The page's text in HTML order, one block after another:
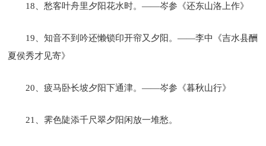
18、愁客叶舟里夕阳花水时。——岑参《还东山洛上作》
19、知音不到吟还懒锁印开帘又夕阳。——李中《吉水县酬
夏侯秀才见寄》
20、疲马卧长坡夕阳下通津。——岑参《暮秋山行》
21、霁色陡添千尺翠夕阳闲放一堆愁。